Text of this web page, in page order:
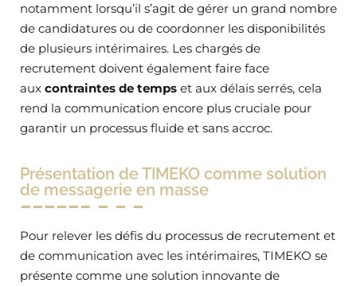
notamment lorsqu’il s’agit de gérer un grand nombre
de candidatures ou de coordonner les disponibilités
de plusieurs intérimaires. Les chargés de
recrutement doivent également faire face
aux contraintes de temps et aux délais serrés, cela
rend la communication encore plus cruciale pour
garantir un processus fluide et sans accroc.
Présentation de TIMEKO comme solution
de messagerie en masse
Pour relever les défis du processus de recrutement et
de communication avec les intérimaires, TIMEKO se
présente comme une solution innovante de